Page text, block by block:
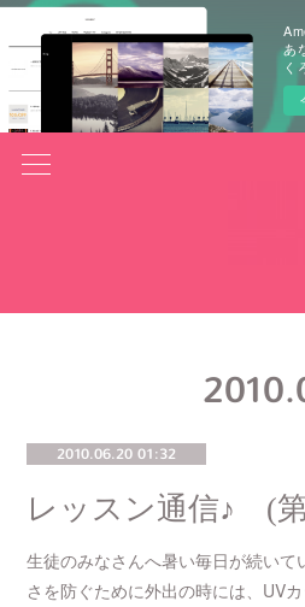
あ
く
2010.
2010.06.20 01:32
レッスン通信♪ (
生徒のみなさんへ暑い毎日が続いて
さを防ぐために外出の時には、UV